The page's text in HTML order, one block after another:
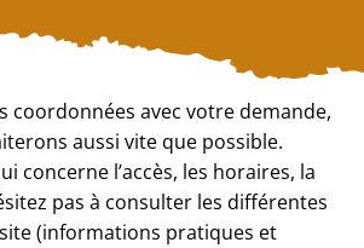
coordonnées avec votre demande,
aussi vite que possible.
concerne l’accès, les horaires, la
pas à consulter les différentes
(informations pratiques et